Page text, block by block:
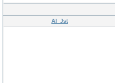
Al_Jst